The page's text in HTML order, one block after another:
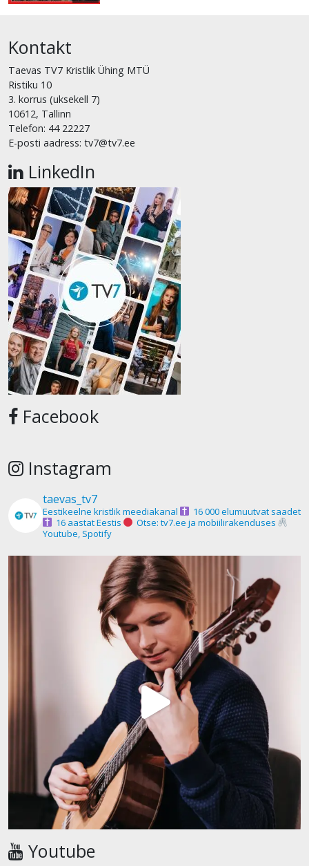
Kontakt
Taevas TV7 Kristlik Ühing MTÜ
Ristiku 10
3. korrus (uksekell 7)
10612, Tallinn
Telefon: 44 22227
E-posti aadress: tv7@tv7.ee
LinkedIn
Facebook
Instagram
taevas_tv7
Eestikeelne kristlik meediakanal
16 000 elumuutvat saadet
16 aastat Eestis
Otse: tv7.ee ja mobiilirakenduses
Youtube, Spotify
Youtube